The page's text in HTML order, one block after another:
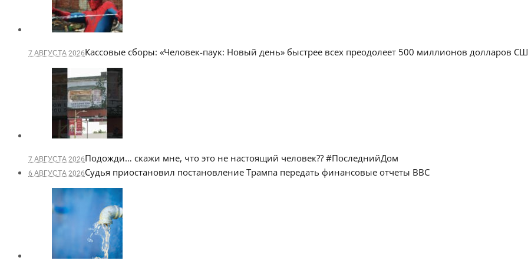
7 АВГУСТА 2026Кассовые сборы: «Человек-паук: Новый день» быстрее всех преодолеет 500 миллионов долларов
7 АВГУСТА 2026Подожди… скажи мне, что это не настоящий человек?? #ПоследнийДом
6 АВГУСТА 2026Судья приостановил постановление Трампа передать финансовые отчеты BBC